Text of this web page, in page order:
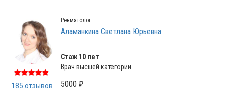
185 отзывов
Ревматолог
Аламанкина Светлана Юрьевна
Стаж 10 лет
Врач высшей категории
5000 ₽